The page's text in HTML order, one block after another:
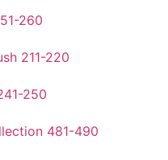
260
211-220
250
481-490